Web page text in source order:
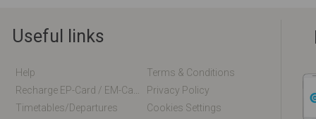
Useful links
Help
Terms & Conditions
Privacy Policy
Timetables/departures
Cookies Settings